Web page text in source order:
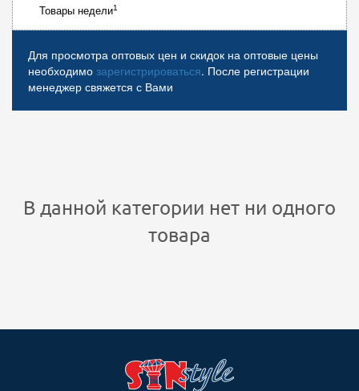
Товары недели1
Для просмотра оптовых цен и скидок на оптовые цены
необходимо зарегистрироваться. После регистрации
менеджер свяжется с Вами
В данной категории нет ни одного
товара